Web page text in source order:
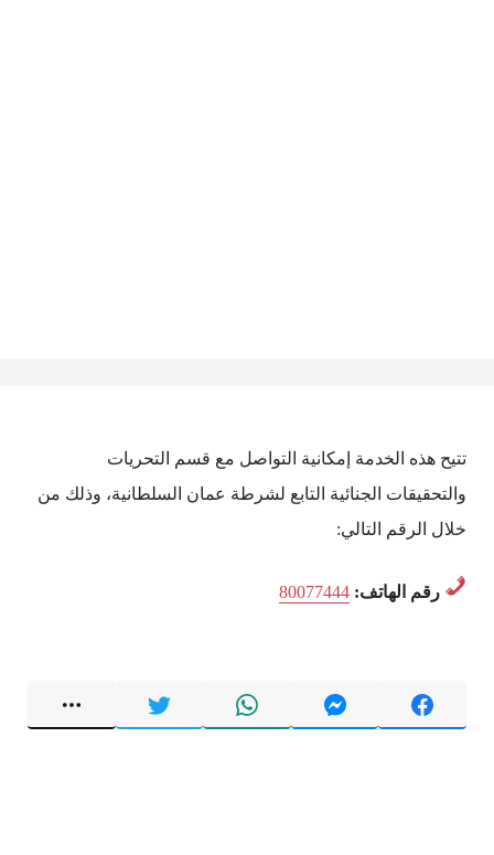
تتيح هذه الخدمة إمكانية التواصل مع قسم التحريات
والتحقيقات الجنائية التابع لشرطة عمان السلطانية، وذلك من
خلال الرقم التالي:
رقم الهاتف: 80077444